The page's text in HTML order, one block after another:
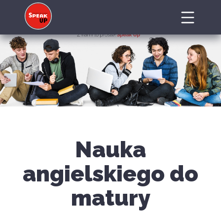
Nauka
angielskiego do
matury